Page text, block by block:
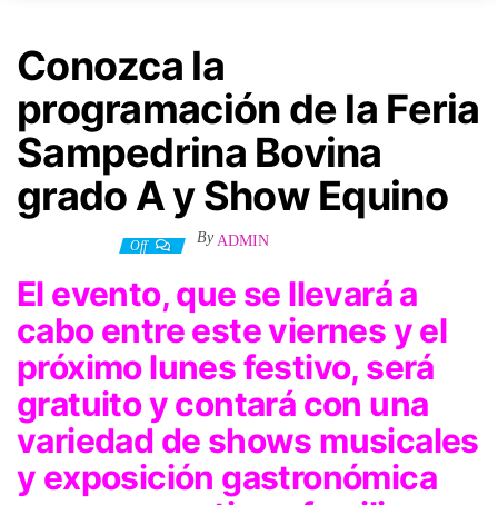
Conozca la
programación de la Feria
Sampedrina Bovina
grado A y Show Equino
Off By ADMIN
El evento, que se llevará a
cabo entre este viernes y el
próximo lunes festivo, será
gratuito y contará con una
variedad de shows musicales
y exposición gastronómica